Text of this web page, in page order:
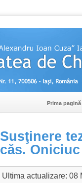
Prima pagină
Susţinere
căs. Oniciuc
Ultima actualizare: 08